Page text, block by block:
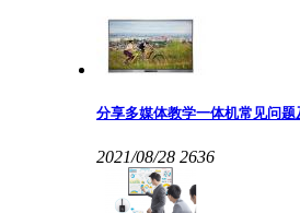
分享多媒体教学一体机常见问题
2021/08/28 2636